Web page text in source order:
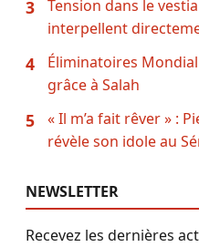
3
Tension dans le
interpellent
4
Éliminatoires Mondial
grâce à Salah
5
« Il m’a fait rêver » :
révèle son idole au
NEWSLETTER
Recevez les dernières